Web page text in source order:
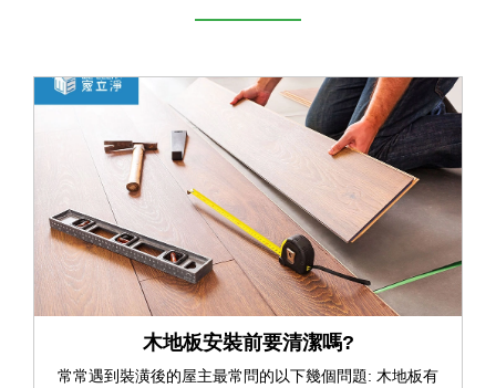
木地板安裝前要清潔嗎?
常常遇到裝潢後的屋主最常問的以下幾個問題: 木地板有